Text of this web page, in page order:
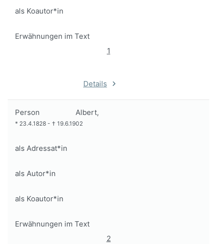
als Koautor*in
Erwähnungen im Text
1
Details
Person Albert,
* 23.4.1828 - † 19.6.1902
als Adressat*in
als Autor*in
als Koautor*in
Erwähnungen im Text
2